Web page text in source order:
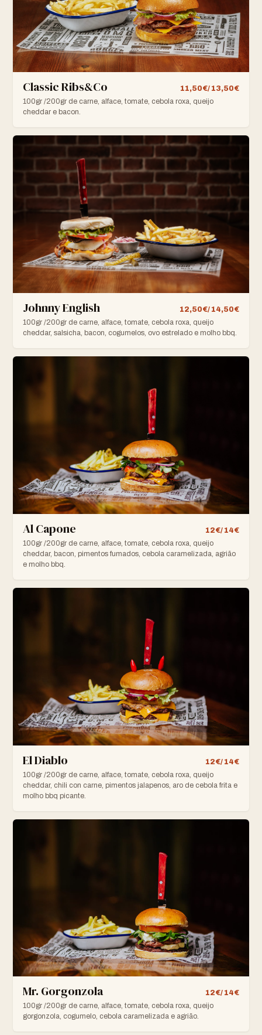
Classic Ribs&Co
11,50€/ 13,50€
100gr /200gr de carne, alface, tomate, cebola roxa, queijo
cheddar e bacon.
Johnny English
12,50€/ 14,50€
100gr /200gr de carne, alface, tomate, cebola roxa, queijo
cheddar, salsicha, bacon, cogumelos, ovo estrelado e molho bbq.
Al Capone
12€/ 14€
100gr /200gr de carne, alface, tomate, cebola roxa, queijo
cheddar, bacon, pimentos fumados, cebola caramelizada, agrião
e molho bbq.
El Diablo
12€/ 14€
100gr /200gr de carne, alface, tomate, cebola roxa, queijo
cheddar, chili con carne, pimentos jalapenos, aro de cebola frita e
molho bbq picante.
Mr. Gorgonzola
12€/ 14€
100gr /200gr de carne, alface, tomate, cebola roxa, queijo
gorgonzola, cogumelo, cebola caramelizada e agrião.